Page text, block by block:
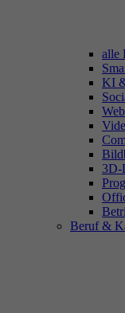
alle
KI
3D-
Beruf &